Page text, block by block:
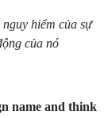
hiểm của sự
của nó
name and think